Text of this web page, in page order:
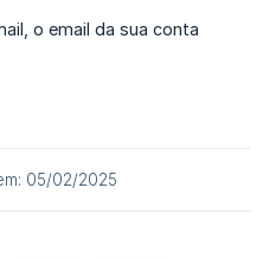
o email da sua conta
05/02/2025